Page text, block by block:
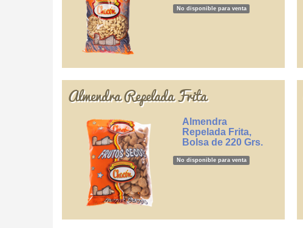
No disponible para venta
Almendra Repelada Frita
Almendra
Repelada Frita,
Bolsa de 220 Grs.
No disponible para venta